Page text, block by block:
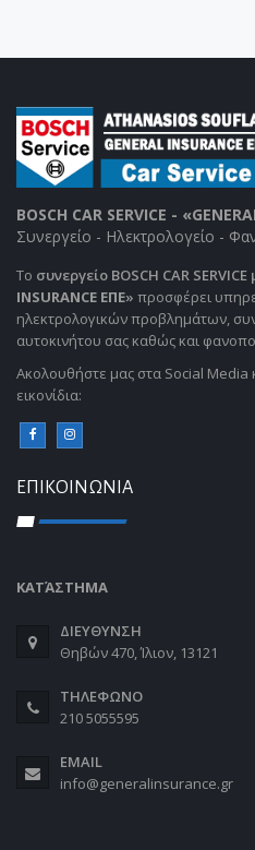
BOSCH CAR SERVICE -
Συνεργείο - Ηλεκτρολογείο -
Το συνεργείο BOSCH CAR
INSURANCE ΕΠΕ» προσφέρει
ηλεκτρολογικών προβλημάτων,
αυτοκινήτου σας καθώς και
Aκολουθήστε μας στα Social Media
εικονίδια:
ΕΠΙΚΟΙΝΩΝΙΑ
ΚΑΤΆΣΤΗΜΑ
ΔΙΕΥΘΥΝΣΗ
Θηβών 470, Ίλιον, 13121
ΤΗΛΕΦΩΝΟ
210 5055595
EMAIL
info@generalinsurance.gr